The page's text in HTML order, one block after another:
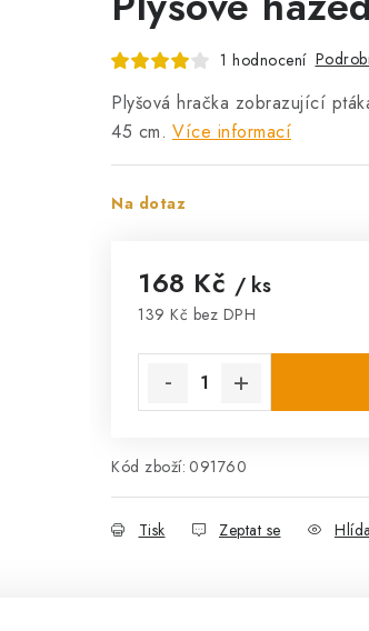
1 hodnocení
Plyšová hračka zobrazující
45 cm. Více informací
Na dotaz
168 Kč / ks
139 Kč bez DPH
Kód zboží: 091760
Tisk Zeptat se